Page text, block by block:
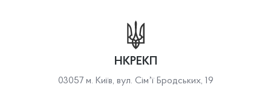
НКРЕКП
03057 м. Київ, вул. Сімʼї Бродських, 19